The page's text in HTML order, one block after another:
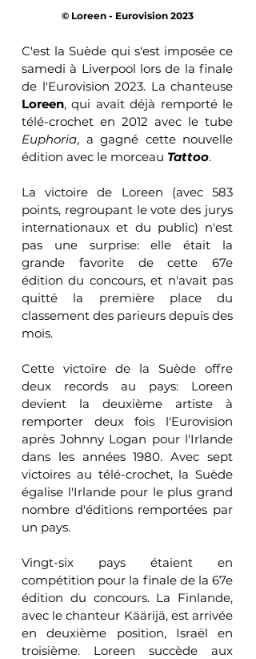
© Loreen - Eurovision 2023
C'est la Suède qui s'est imposée ce
samedi à Liverpool lors de la finale
Loreen, qui avait déjà remporté le
Euphoria, a gagné cette nouvelle
édition avec le morceau Tattoo.
La victoire de Loreen (avec 583
points, regroupant le vote des jurys
internationaux et du public) n'est
pas une surprise: elle était la
grande favorite de cette 67e
édition du concours, et n'avait pas
quitté la première place du
classement des parieurs depuis des
mois.
Cette victoire de la Suède offre
deux records au pays: Loreen
devient la deuxième artiste à
remporter deux fois l'Eurovision
après Johnny Logan pour l'Irlande
dans les années 1980. Avec sept
victoires au télé-crochet, la Suède
égalise l'Irlande pour le plus grand
nombre d'éditions remportées par
un pays.
Vingt-six pays étaient en
compétition pour la finale de la 67e
édition du concours. La Finlande,
avec le chanteur Käärijä, est arrivée
en deuxième position, Israël en
troisième. Loreen succède aux